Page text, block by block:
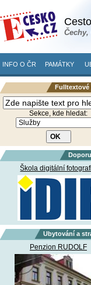
Čechy,
INFO O ČR PAMÁTKY
Fulltextové
Sekce, kde hledat:
Škola digitální
Ubytování a
Penzion RUDOLF